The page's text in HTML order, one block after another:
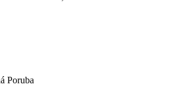
Poruba